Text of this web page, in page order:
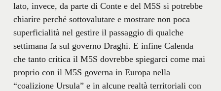
lato, invece, da parte di Conte e del M5S si potrebbe
chiarire perché sottovalutare e mostrare non poca
superficialità nel gestire il passaggio di qualche
settimana fa sul governo Draghi. E infine Calenda
che tanto critica il M5S dovrebbe spiegarci come mai
proprio con il M5S governa in Europa nella
“coalizione Ursula” e in alcune realtà territoriali con